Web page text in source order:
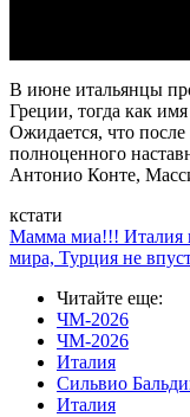
В июне итальянцы
Греции, тогда как
Ожидается, что после
полноценного
Антонио Конте,
кстати
Мамма миа!!! Италия
мира, Турция не
Читайте еще:
ЧМ-2026
ЧМ-2026
Италия
Сильвио
Италия